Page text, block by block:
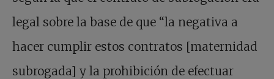
legal sobre la base de que “la negativa a
hacer cumplir estos contratos [maternidad
subrogada] y la prohibición de efectuar